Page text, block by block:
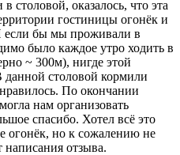
столовой, оказалось, что эта
гостиницы огонёк и
если бы мы проживали в
было каждое утро ходить в
~ 300м), нигде этой
столовой кормили
По окончании
нам организовать
спасибо. Хотел всё это
огонёк, но к сожалению не
написания отзыва.